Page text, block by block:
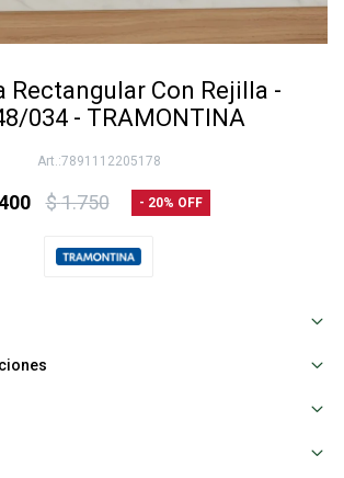
Rectangular Con Rejilla -
034 - TRAMONTINA
7891112205178
$1.750 20